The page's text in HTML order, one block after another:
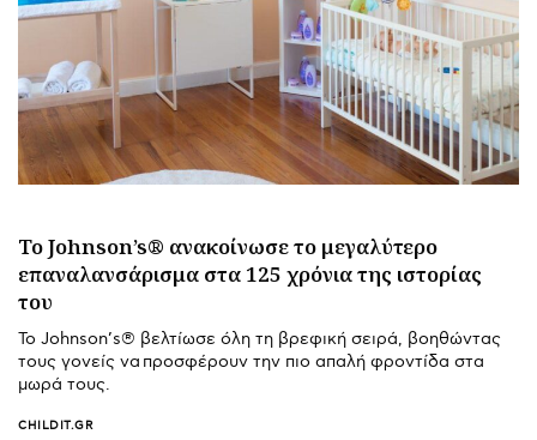
Το Johnson’s® ανακοίνωσε το μεγαλύτερο
επαναλανσάρισμα στα 125 χρόνια της ιστορίας
του
Το Johnson’s® βελτίωσε όλη τη βρεφική σειρά, βοηθώντας
τους γονείς να προσφέρουν την πιο απαλή φροντίδα στα
μωρά τους.
CHILDIT.GR